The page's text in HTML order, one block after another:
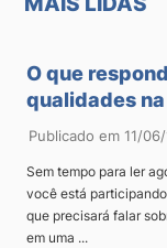
O que
qualidades
Publicado em 11/06/
Sem tempo para ler
você está
que precisará falar
em uma ...